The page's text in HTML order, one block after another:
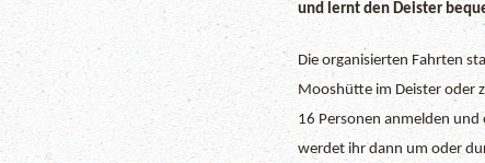
und lernt den Deister
Die organisierten Fahrten
Mooshütte im Deister oder
16 Personen anmelden und
werdet ihr dann um oder